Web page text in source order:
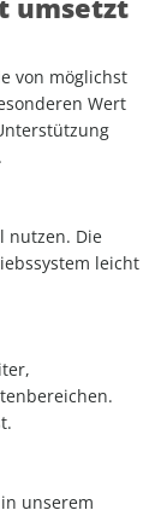
umsetzt
von möglichst
Wert
nutzen. Die
leicht
unserem